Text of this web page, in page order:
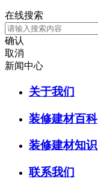
在线搜索
确认
取消
新闻中心
关于我们
装修建材百科
装修建材知识
联系我们